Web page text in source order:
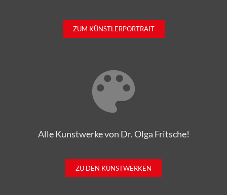
ZUM KÜNSTLERPORTRAIT
Alle Kunstwerke von Dr. Olga Fritsche!
ZU DEN KUNSTWERKEN